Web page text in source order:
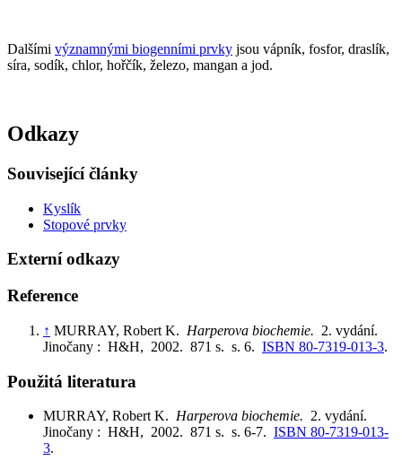
Dalšími významnými biogenními prvky jsou vápník, fosfor, draslík,
síra, sodík, chlor, hořčík, železo, mangan a jod.
Odkazy
Související články
Kyslík
Stopové prvky
Externí odkazy
Reference
↑ MURRAY, Robert K. Harperova biochemie. 2. vydání.
Jinočany : H&H, 2002. 871 s. s. 6. ISBN 80-7319-013-3.
Použitá literatura
MURRAY, Robert K. Harperova biochemie. 2. vydání.
Jinočany : H&H, 2002. 871 s. s. 6-7. ISBN 80-7319-013-
3.